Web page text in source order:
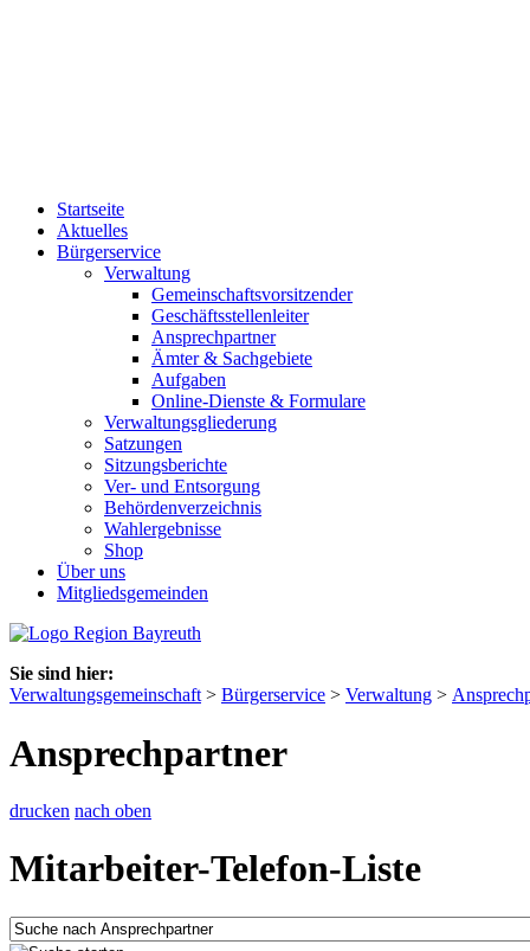
Startseite
Aktuelles
Bürgerservice
Verwaltung
Gemeinschaftsvorsitzender
Geschäftsstellenleiter
Ansprechpartner
Ämter & Sachgebiete
Aufgaben
Online-Dienste & Formulare
Verwaltungsgliederung
Satzungen
Sitzungsberichte
Ver- und Entsorgung
Behördenverzeichnis
Wahlergebnisse
Shop
Über uns
Mitgliedsgemeinden
Sie sind hier:
Verwaltungsgemeinschaft > Bürgerservice > Verwaltung >
Ansprechpartner
drucken nach oben
Mitarbeiter-Telefon-Liste